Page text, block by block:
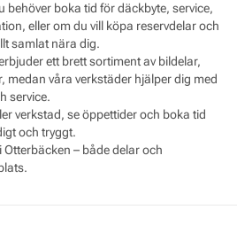
behöver boka tid för däckbyte, service,
eller om du vill köpa reservdelar och
samlat nära dig.
ett brett sortiment av bildelar,
medan våra verkstäder hjälper dig med
service.
verkstad, se öppettider och boka tid
och tryggt.
– både delar och